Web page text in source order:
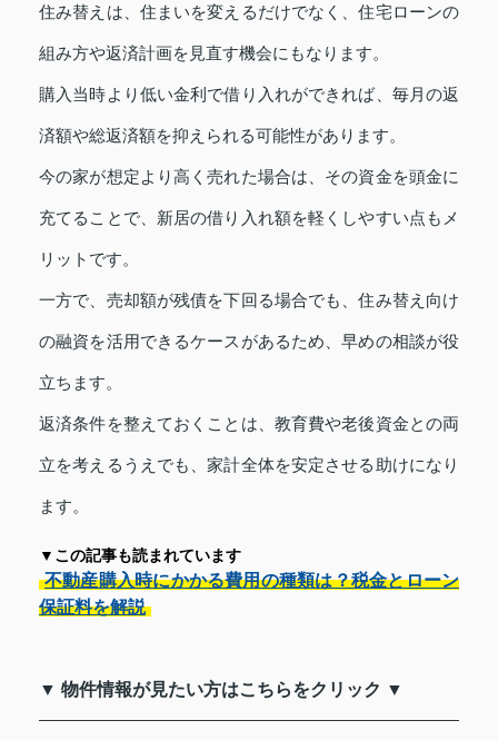
住み替えは、住まいを変えるだけでなく、住宅ローンの
組み方や返済計画を見直す機会にもなります。
購入当時より低い金利で借り入れができれば、毎月の返
済額や総返済額を抑えられる可能性があります。
今の家が想定より高く売れた場合は、その資金を頭金に
充てることで、新居の借り入れ額を軽くしやすい点もメ
リットです。
一方で、売却額が残債を下回る場合でも、住み替え向け
の融資を活用できるケースがあるため、早めの相談が役
立ちます。
返済条件を整えておくことは、教育費や老後資金との両
立を考えるうえでも、家計全体を安定させる助けになり
ます。
▼この記事も読まれています
不動産購入時にかかる費用の種類は？税金とローン
保証料を解説
▼ 物件情報が見たい方はこちらをクリック ▼